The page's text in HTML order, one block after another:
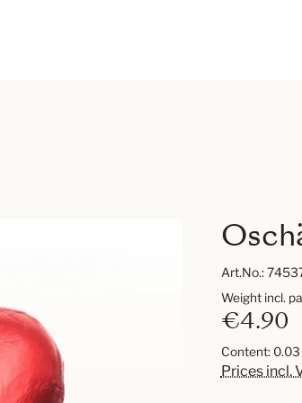
Art.No.:
€4.90
Content: 0.03
Prices incl.
Weight incl.